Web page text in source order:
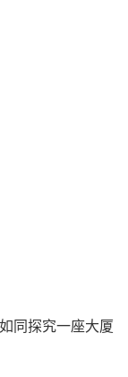
同探究一座大厦